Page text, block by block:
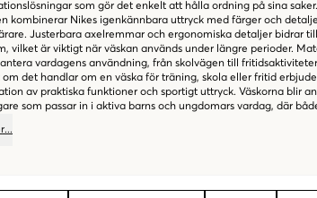
som gör det enkelt att hålla ordning på sina saker.
kombinerar Nikes igenkännbara uttryck med färger och
Justerbara axelremmar och ergonomiska detaljer bidrar
vilket är viktigt när väskan används under längre perioder.
vardagens användning, från skolvägen till
om det handlar om en väska för träning, skola eller fritid
av praktiska funktioner och sportigt uttryck. Väskorna blir
som passar in i aktiva barns och ungdomars vardag, där
...